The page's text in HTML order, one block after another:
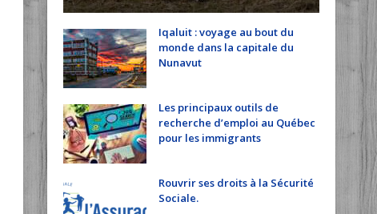
Iqaluit : voyage au bout du
monde dans la capitale du
Nunavut
Les principaux outils de
recherche d’emploi au Québec
pour les immigrants
Rouvrir ses droits à la Sécurité
Sociale.